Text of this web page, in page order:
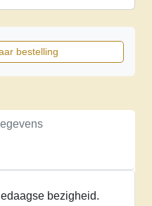
bestelling
bezigheid.